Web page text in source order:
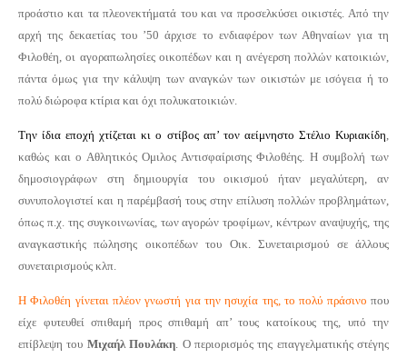
προάστιο και τα πλεονεκτήματά του και να προσελκύσει οικιστές. Από την
αρχή της δεκαετίας του ’50 άρχισε το ενδιαφέρον των Αθηναίων για τη
Φιλοθέη, οι αγοραπωλησίες οικοπέδων και η ανέγερση πολλών κατοικιών,
πάντα όμως για την κάλυψη των αναγκών των οικιστών με ισόγεια ή το
πολύ διώροφα κτίρια και όχι πολυκατοικιών.
Την ίδια εποχή χτίζεται κι ο στίβος απ’ τον αείμνηστο Στέλιο Κυριακίδη
καθώς και ο Αθλητικός Ομιλος Αντισφαίρισης Φιλοθέης. Η συμβολή των
δημοσιογράφων στη δημιουργία του οικισμού ήταν μεγαλύτερη, αν
συνυπολογιστεί και η παρέμβασή τους στην επίλυση πολλών προβλημάτων,
όπως π.χ. της συγκοινωνίας, των αγορών τροφίμων, κέντρων αναψυχής, της
αναγκαστικής πώλησης οικοπέδων του Οικ. Συνεταιρισμού σε άλλους
συνεταιρισμούς κλπ.
Η Φιλοθέη γίνεται πλέον γνωστή για την ησυχία της, το πολύ πράσινο που
είχε φυτευθεί σπιθαμή προς σπιθαμή απ’ τους κατοίκους της, υπό την
επίβλεψη του Μιχαήλ Πουλάκη. Ο περιορισμός της επαγγελματικής στέγης